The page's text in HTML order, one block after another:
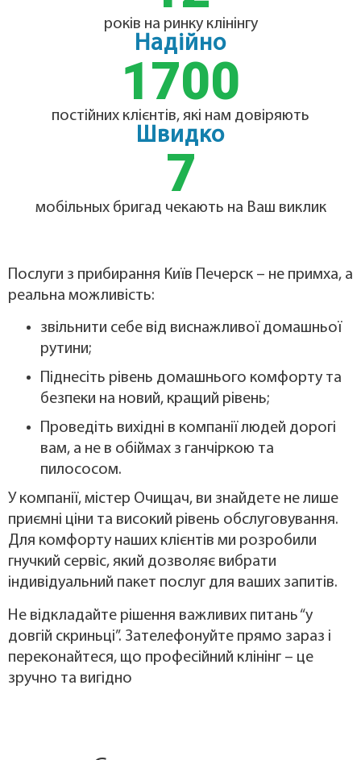
років на ринку клінінгу
Надійно
постійних клієнтів, які нам довіряють
1700
Швидко
мобільных бригад чекають на Ваш виклик
7
Послуги з прибирання Київ Печерск – не примха, а
реальна можливість:
звільнити себе від виснажливої ​​домашньої
рутини;
Піднесіть рівень домашнього комфорту та
безпеки на новий, кращий рівень;
Проведіть вихідні в компанії людей дорогі
вам, а не в обіймах з ганчіркою та
пилососом.
У компанії, містер Очищач, ви знайдете не лише
приємні ціни та високий рівень обслуговування.
Для комфорту наших клієнтів ми розробили
гнучкий сервіс, який дозволяє вибрати
індивідуальний пакет послуг для ваших запитів.
Не відкладайте рішення важливих питань “у
довгій скриньці”. Зателефонуйте прямо зараз і
переконайтеся, що професійний клінінг – це
зручно та вигідно